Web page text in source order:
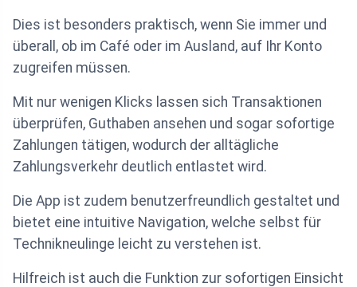
Dies ist besonders praktisch, wenn Sie immer und
überall, ob im Café oder im Ausland, auf Ihr Konto
zugreifen müssen.
Mit nur wenigen Klicks lassen sich Transaktionen
überprüfen, Guthaben ansehen und sogar sofortige
Zahlungen tätigen, wodurch der alltägliche
Zahlungsverkehr deutlich entlastet wird.
Die App ist zudem benutzerfreundlich gestaltet und
bietet eine intuitive Navigation, welche selbst für
Technikneulinge leicht zu verstehen ist.
Hilfreich ist auch die Funktion zur sofortigen Einsicht